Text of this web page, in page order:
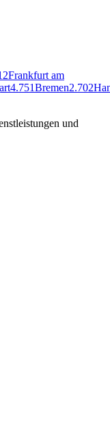
Frankfurt am
4.751Bremen2.702
und